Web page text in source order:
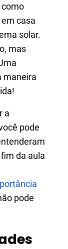
como
casa
solar.
mas
maneira
a
pode
da aula
pode